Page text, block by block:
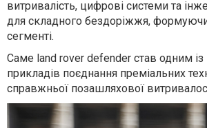
витривалість, цифрові системи та
для складного бездоріжжя,
сегменті.
Саме land rover defender став одним
прикладів поєднання преміальних
справжньої позашляхової